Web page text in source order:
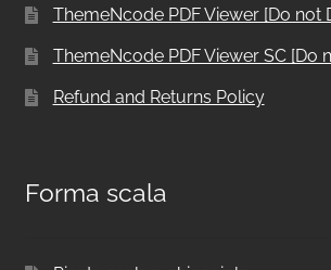
ThemeNcode PDF Viewer [Do not
ThemeNcode PDF Viewer SC [Do
Refund and Returns Policy
Forma scala